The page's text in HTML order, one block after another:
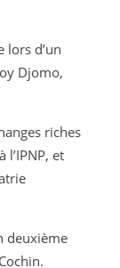
d’un
Djomo,
riches
et
deuxième